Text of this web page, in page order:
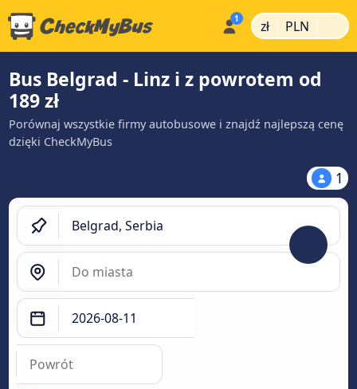
zł | PLN |
Bus Belgrad - Linz i z powrotem od
189 zł
Porównaj wszystkie firmy autobusowe i znajdź najlepszą cenę
dzięki CheckMyBus
1